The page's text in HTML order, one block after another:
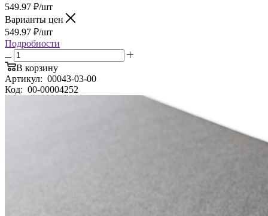
549.97 ₽/шт
Варианты цен
549.97 ₽/шт
Подробности
В корзину
Артикул: 00043-03-00
Код: 00-00004252